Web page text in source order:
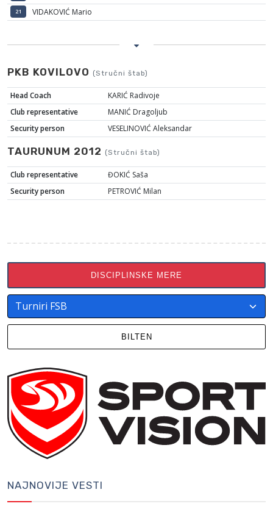
21 VIDAKOVIĆ Mario
PKB KOVILOVO (Stručni štab)
Head Coach
KARIĆ Radivoje
Club representative
MANIĆ Dragoljub
Security person
VESELINOVIĆ Aleksandar
TAURUNUM 2012 (Stručni štab)
Club representative
ĐOKIĆ Saša
Security person
PETROVIĆ Milan
DISCIPLINSKE MERE
BILTEN
NAJNOVIJE VESTI